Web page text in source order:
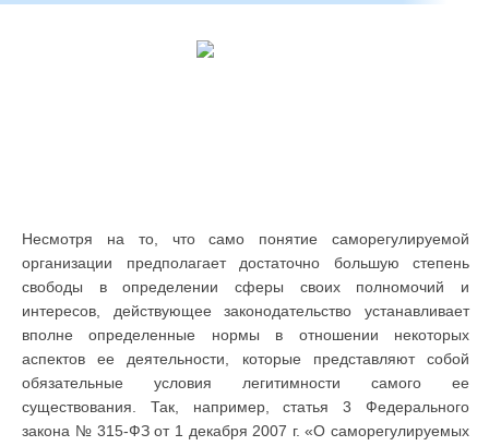
Несмотря на то, что само понятие саморегулируемой
организации предполагает достаточно большую степень
свободы в определении сферы своих полномочий и
интересов, действующее законодательство устанавливает
вполне определенные нормы в отношении некоторых
аспектов ее деятельности, которые представляют собой
обязательные условия легитимности самого ее
существования. Так, например, статья 3 Федерального
закона № 315-ФЗ от 1 декабря 2007 г. «О саморегулируемых